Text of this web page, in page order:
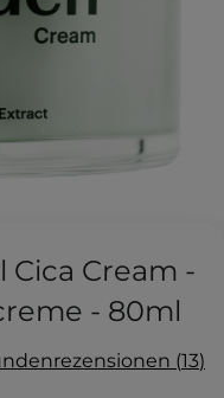
Cica Cream -
- 80ml
13